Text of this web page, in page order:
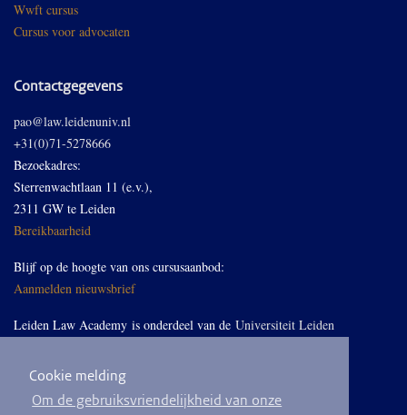
Cookie melding
Om de gebruiksvriendelijkheid van onze
Wwft cursus
Cursus voor advocaten
Contactgegevens
pao@law.leidenuniv.nl
+31(0)71-5278666
Bezoekadres:
Sterrenwachtlaan 11 (e.v.),
2311 GW te Leiden
Bereikbaarheid
Blijf op de hoogte van ons cursusaanbod:
Aanmelden nieuwsbrief
Leiden Law Academy is onderdeel van de Universiteit Leiden
Volg ons op LinkedIn